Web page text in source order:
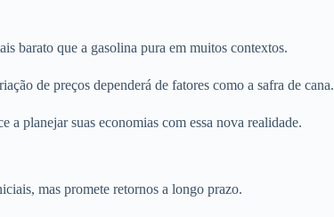
barato que a gasolina pura em muitos contextos.
de preços dependerá de fatores como a safra de cana.
planejar suas economias com essa nova realidade.
mas promete retornos a longo prazo.